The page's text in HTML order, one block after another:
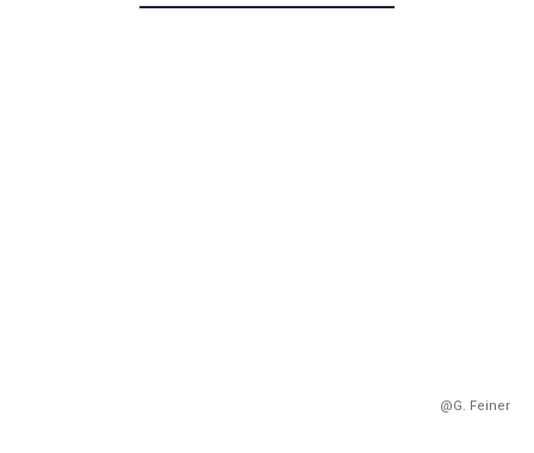
@G. Feiner